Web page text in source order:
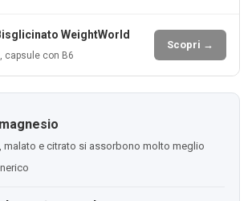
WeightWorld
capsule con B6
Scopri →
e citrato si assorbono molto meglio